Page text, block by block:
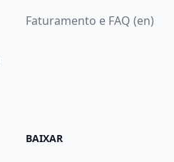
Faturamento e FAQ (en)
BAIXAR